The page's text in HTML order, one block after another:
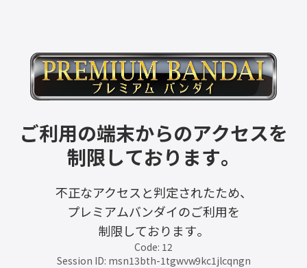
ご利用の端末からのアクセスを
制限しております。
不正なアクセスと判定されたため、
プレミアムバンダイのご利用を
制限しております。
Code: 12
Session ID: msn13bth-1tgwvw9kc1jlcqngn